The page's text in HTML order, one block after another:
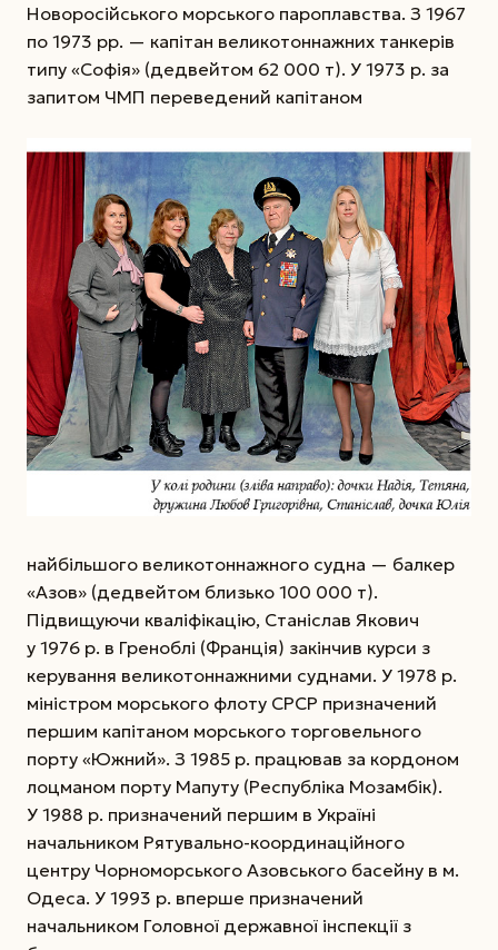
Новоросійського морського пароплавства. З 1967
по 1973 рр. — капітан великотоннажних танкерів
типу «Софія» (дедвейтом 62 000 т). У 1973 р. за
запитом ЧМП переведений капітаном
найбільшого великотоннажного судна — балкер
«Азов» (дедвейтом близько 100 000 т).
Підвищуючи кваліфікацію, Станіслав Якович
у 1976 р. в Греноблі (Франція) закінчив курси з
керування великотоннажними суднами. У 1978 р.
міністром морського флоту СРСР призначений
першим капітаном морського торговельного
порту «Южний». З 1985 р. працював за кордоном
лоцманом порту Мапуту (Республіка Мозамбік).
У 1988 р. призначений першим в Україні
начальником Рятувально-координаційного
центру Чорноморського Азовського басейну в м.
Одеса. У 1993 р. вперше призначений
начальником Головної державної інспекції з